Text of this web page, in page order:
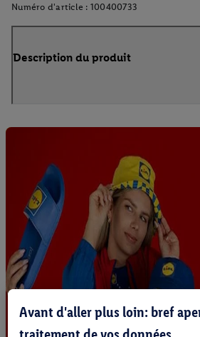
Numéro d'article : 100400733
Description du produit
Avant d'aller plus loin: bref